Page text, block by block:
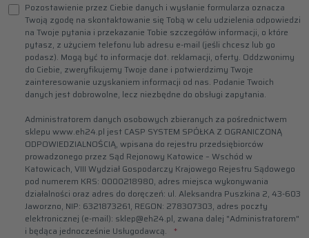
Pozostawienie przez Ciebie danych i wysłanie formularza oznacza
Twoją zgodę na skontaktowanie się Tobą w celu udzielenia odpowiedzi
na Twoje pytania i przekazanie Tobie szczegółów informacji, o które
pytasz, z użyciem telefonu lub adresu e-mail (jeśli chcesz lub go
podasz). Mogą być to informacje dot. reklamacji, oferty. Oddzwonimy
do Ciebie, zweryfikujemy Twoje dane i potwierdzimy Twoje
zainteresowanie uzyskaniem informacji od nas. Podanie Twoich
danych jest dobrowolne, lecz niezbędne do obsługi zapytania.
Administratorem danych osobowych zbieranych za pośrednictwem
sklepu www.eh24.pl jest CASP SYSTEM SPÓŁKA Z OGRANICZONĄ
ODPOWIEDZIALNOŚCIĄ, wpisana do rejestru przedsiębiorców
prowadzonego przez Sąd Rejonowy Katowice – Wschód w
Katowicach, VIII Wydział Gospodarczy Krajowego Rejestru Sądowego
pod numerem KRS: 0000218980, adres miejsca wykonywania
działalności oraz adres do doręczeń: ul. Aleksandra Puszkina 2, 43-603
Jaworzno, NIP: 6321873261, REGON: 278307303, adres poczty
elektronicznej (e-mail): sklep@eh24.pl, zwana dalej "Administratorem"
i będąca jednocześnie Usługodawcą.